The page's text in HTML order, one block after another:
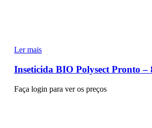
Ler mais
Inseticida BIO Polysect Pronto –
Faça login para ver os preços